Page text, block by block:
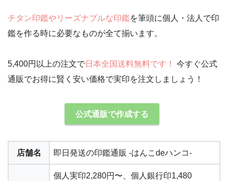
チタン印鑑やリーズナブルな印鑑を筆頭に個人・法人で印
鑑を作る時に必要なものが全て揃います。
5,400円以上の注文で日本全国送料無料です！
今すぐ公式
通販でお得に賢く安い価格で実印を注文しましょう！
公式通販で作成する
店舗名 即日発送の印鑑通販 -はんこdeハンコ-
個人実印2,280円〜 、個人銀行印1,480